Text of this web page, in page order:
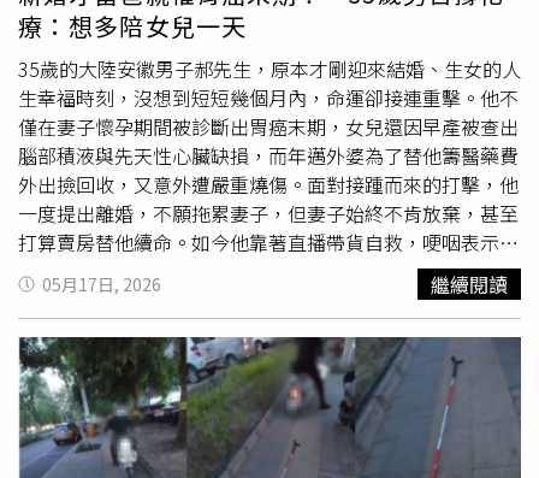
有明顯行竊行為，獲得無罪判決。但離譜的還在後面，吳女
最後一次於2025過年期間，找來一名印尼籍看護，在其返
鄉過年時可以繼續照顧雇主，卻被發現其找來的印尼籍看
護，簽證早已到期，卻仍繼續在雇主不知情下繼續上班，甚
至還與吳女合謀，若東窗事發就聯手與吳女「一起離職」，
讓雇主一時找不到可以協助照護的人手，從而獲得談判籌
碼，所幸雇主果斷報警處理，將2人掃地出門。有雇主無奈
表示，有移工在照護過程中常會對被照護者拍攝影像，甚至
將私密部位PO抖音 。（圖／翻攝自抖音）而不僅僅只是台
籍看護出現類似糾紛事故，彰化日前也有移工為能順利轉換
雇主，於雇主不知情下拍攝雇主父親的私密部位，平時還會
找來朋友一起在雇主家中做起美甲、美髮，讓雇主相當崩
潰。還曾有婦人平時獨居，半年前請來印尼籍看護協助照護
自己的日常生活，半年後因病去世，家屬事後清點遺物，卻
發現婦人平時持有價值約5萬餘元的外幣不翼而飛，平時照
顧婦人的女看護更準備落跑，當場在看護行李箱內尋獲不見
的外幣，讓家屬氣得報警處理。儘管看護偷竊事件時有耳
療：想多陪女兒一天
35歲的大陸安徽男子郝先生，原本才剛迎來結婚、生女的人
生幸福時刻，沒想到短短幾個月內，命運卻接連重擊。他不
僅在妻子懷孕期間被診斷出胃癌末期，女兒還因早產被查出
腦部積液與先天性心臟缺損，而年邁外婆為了替他籌醫藥費
外出撿回收，又意外遭嚴重燒傷。面對接踵而來的打擊，他
一度提出離婚，不願拖累妻子，但妻子始終不肯放棄，甚至
打算賣房替他續命。如今他靠著直播帶貨自救，哽咽表示：
「硬撐也要撐下去，我只想多陪孩子一天。」郝先生一邊接
受化療，一邊直播帶貨貼補家用。（圖／翻攝自大皖新聞）
根據《大皖新聞》與《紅星新聞》報導，來自安徽淮南的郝
先生，2025年6月才剛與妻子完婚，不久後妻子懷孕，一家
人原本都沉浸在即將迎接新生命的喜悅中。沒想到去年9
月，單位健康檢查時，他突然被查出胃部惡性腫瘤，確診胃
癌晚期。郝先生坦言，當時根本無法接受，「真的像天塌了
05月17日, 2026 繼續閱讀